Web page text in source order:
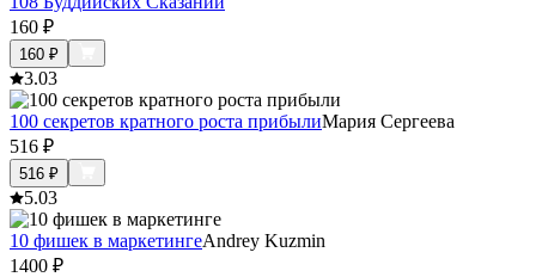
160 ₽
160 ₽
3.03
100 секретов кратного роста прибылиМария Сергеева
516 ₽
516 ₽
5.03
10 фишек в маркетингеAndrey Kuzmin
1400 ₽